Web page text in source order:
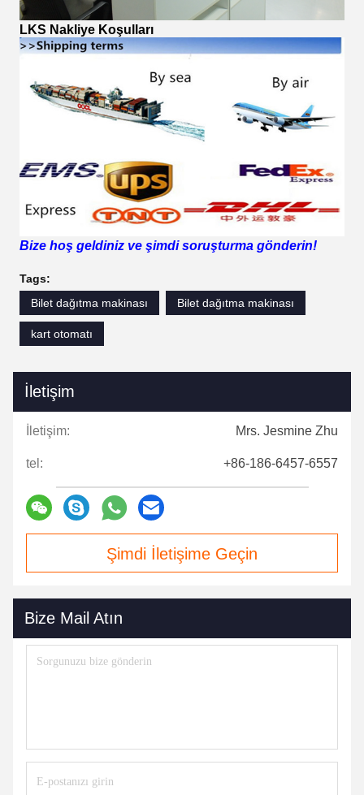
LKS Nakliye Koşulları
Bize hoş geldiniz ve şimdi soruşturma gönderin!
Tags:
Bilet dağıtma makinası
Bilet dağıtma makinası
kart otomatı
İletişim
İletişim: Mrs. Jesmine Zhu
tel: +86-186-6457-6557
Şimdi İletişime Geçin
Bize Mail Atın